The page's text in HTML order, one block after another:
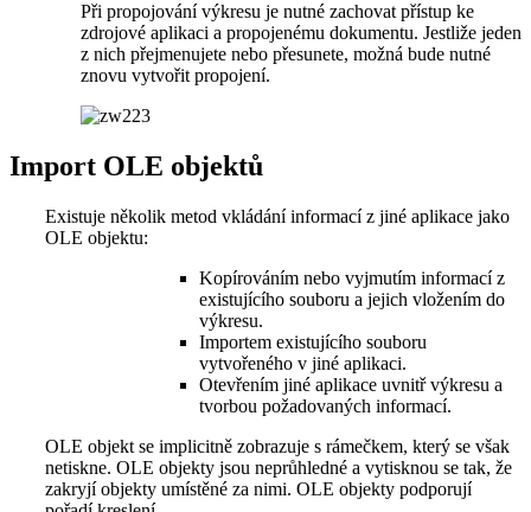
Při propojování výkresu je nutné zachovat přístup ke
zdrojové aplikaci a propojenému dokumentu. Jestliže jeden
z nich přejmenujete nebo přesunete, možná bude nutné
znovu vytvořit propojení.
Import OLE objektů
Existuje několik metod vkládání informací z jiné aplikace jako
OLE objektu:
Kopírováním nebo vyjmutím informací z
existujícího souboru a jejich vložením do
výkresu.
Importem existujícího souboru
vytvořeného v jiné aplikaci.
Otevřením jiné aplikace uvnitř výkresu a
tvorbou požadovaných informací.
OLE objekt se implicitně zobrazuje s rámečkem, který se však
netiskne. OLE objekty jsou neprůhledné a vytisknou se tak, že
zakryjí objekty umístěné za nimi. OLE objekty podporují